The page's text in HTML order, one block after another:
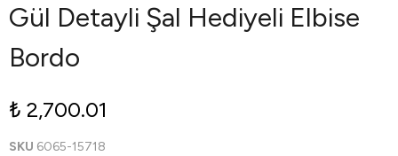
Gül Detayli Şal Hediyeli Elbise
Bordo
₺ 2,700.01
SKU 6065-15718